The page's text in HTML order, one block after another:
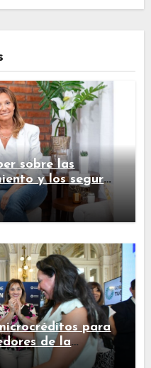
sobre las
y los seguros
para
de la